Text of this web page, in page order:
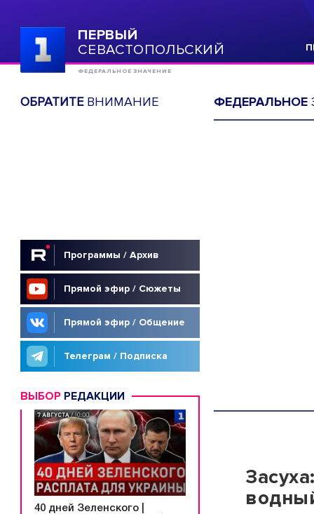
ПЕРВЫЙ
СЕВАСТОПОЛЬСКИЙ
ФЕДЕРАЛЬНОЕ ЗНАЧЕНИЕ
ОБРАТИТЕВНИМАНИЕ
Программы / Архив
Прямой эфир / Сюжеты
Прямой эфир / Общение
Телеграм / Подписка
ВЫБОР РЕДАКЦИИ
40 дней Зеленского |
ФЕДЕРАЛЬНОЕ